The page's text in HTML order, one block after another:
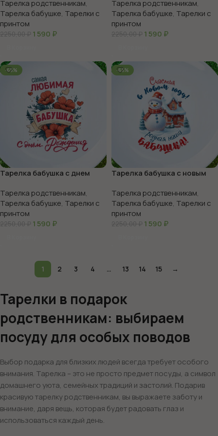
Тарелка родственникам,
Тарелка бабушке, Тарелки с
принтом
2250,00₽ 1 590 ₽
Тарелка родственникам,
Тарелка бабушке, Тарелки с
принтом
2250,00₽ 1 590 ₽
-65%
Тарелка бабушка с днем
Тарелка родственникам,
Тарелка бабушке, Тарелки с
принтом
2250,00₽ 1 590 ₽
-65%
Тарелка бабушка с новым
Тарелка родственникам,
Тарелка бабушке, Тарелки с
принтом
2250,00₽ 1 590 ₽
1 2 3 4 … 13 14 15 →
Тарелки в подарок
родственникам: выбираем
посуду для особых поводов
Выбор подарка для близких людей всегда требует особого
внимания. Тарелка – это не просто предмет посуды, а символ
домашнего уюта, семейных традиций и застолий. Подарив
красивую тарелку родственникам, вы выражаете заботу и
внимание, даря вещь, которая будет радовать глаз и
использоваться каждый день.